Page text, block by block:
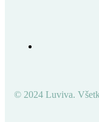
© 2024 Luviva.